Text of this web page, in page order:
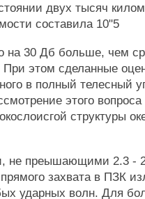
двух тысяч
составила 10"5
на 30 Дб больше, чем
этом сделанные
в полный телесный
этого
структуры
не преышающими 2.3 -
захвата в ПЗК
ударных волн. Для